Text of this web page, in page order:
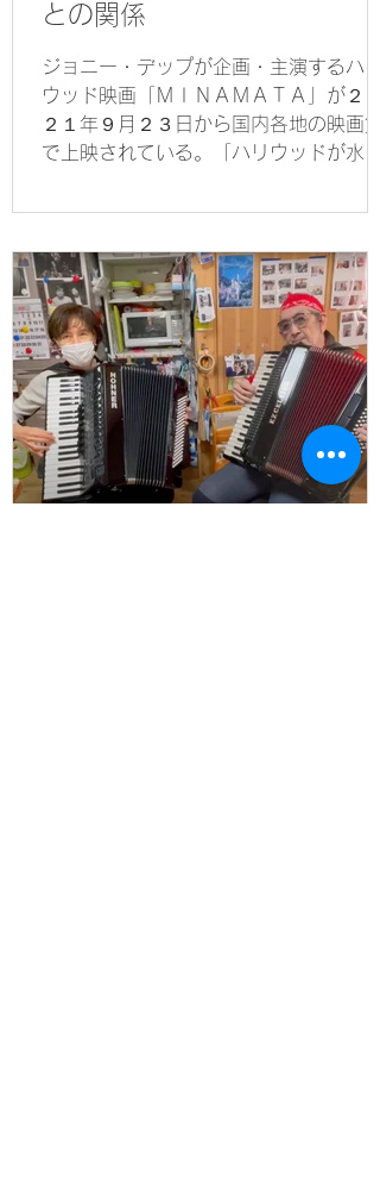
との関係
ジョニー・デップが企画・主演するハリ
ウッド映画「ＭＩＮＡＭＡＴＡ」が２０
２１年９月２３日から国内各地の映画館
で上映されている。「ハリウッドが水俣
試写を観て、真面目に作られた映画であ
長年、水俣病患者支援に...